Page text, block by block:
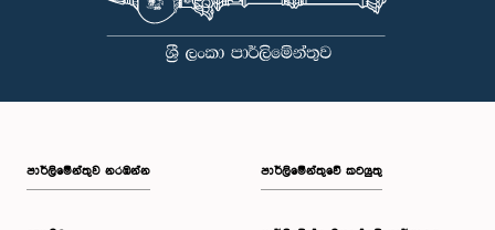
පාර්ලි‌මේන්තුව නරඹන්න පාර්ලිමේන්තුවේ කටයුතු